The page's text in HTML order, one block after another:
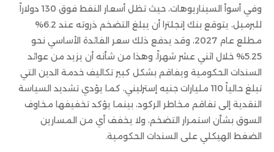
وفي أسوأ السيناريوهات، حيث تظل أسعار النفط فوق 130 دولاراً
للبرميل، يتوقع بنك إنجلترا أن يبلغ التضخم ذروته عند 6.2%
مطلع عام 2027، وقد يدفع ذلك سعر الفائدة الأساسي نحو
5.25% خلال اثني عشر شهراً، وهذا من شأنه أن يزيد من عوائد
السندات الحكومية ويفاقم بشكل كبير تكاليف خدمة الدين التي
تبلغ حالياً 110 مليارات جنيه إسترليني، كما يؤدي تشديد السياسة
النقدية إلى تفاقم مخاطر الركود، بينما يؤكد تخفيفها مخاوف
السوق بشأن استمرار التضخم، ولا يخفف أي من المسارين
الضغط الهيكلي على السندات الحكومية.